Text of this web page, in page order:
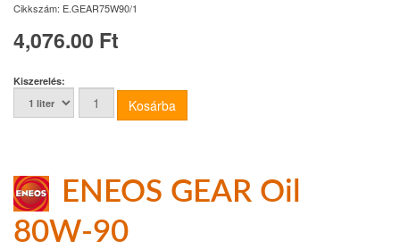
Cikkszám: E.GEAR75W90/1
4,076.00 Ft
Kiszerelés:
ENEOS GEAR Oil
80W-90